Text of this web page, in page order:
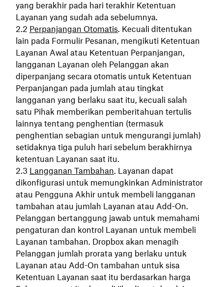
yang berakhir pada hari terakhir Ketentuan
Layanan yang sudah ada sebelumnya.
Perpanjangan Otomatis. Kecuali ditentukan
lain pada Formulir Pesanan, mengikuti Ketentuan
Layanan Awal atau Ketentuan Perpanjangan,
langganan Layanan oleh Pelanggan akan
diperpanjang secara otomatis untuk Ketentuan
Perpanjangan pada jumlah atau tingkat
langganan yang berlaku saat itu, kecuali salah
satu Pihak memberikan pemberitahuan tertulis
lainnya tentang penghentian (termasuk
penghentian sebagian untuk mengurangi jumlah)
setidaknya tiga puluh hari sebelum berakhirnya
ketentuan Layanan saat itu.
Langganan Tambahan. Layanan dapat
dikonfigurasi untuk memungkinkan Administrator
atau Pengguna Akhir untuk membeli langganan
tambahan atau jumlah Layanan atau Add-On.
Pelanggan bertanggung jawab untuk memahami
pengaturan dan kontrol Layanan untuk membeli
Layanan tambahan. Dropbox akan menagih
Pelanggan jumlah prorata yang berlaku untuk
Layanan atau Add-On tambahan untuk sisa
Ketentuan Layanan saat itu berdasarkan harga